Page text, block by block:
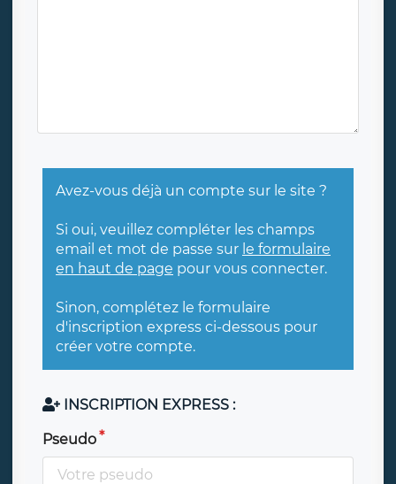
Avez-vous déjà un compte sur le site ?
Si oui, veuillez compléter les champs
email et mot de passe sur le formulaire
en haut de page pour vous connecter.
Sinon, complétez le formulaire
d'inscription express ci-dessous pour
créer votre compte.
INSCRIPTION EXPRESS :
Pseudo